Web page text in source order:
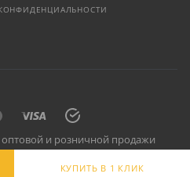
КУПИТЬ В 1 КЛИК
и розничной продажи
предметы сервировки, посуда